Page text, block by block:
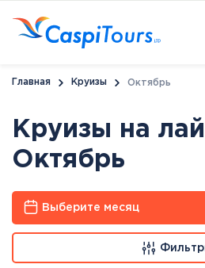
Главная Круизы Октябрь
Круизы на
Октябрь
Выберите месяц